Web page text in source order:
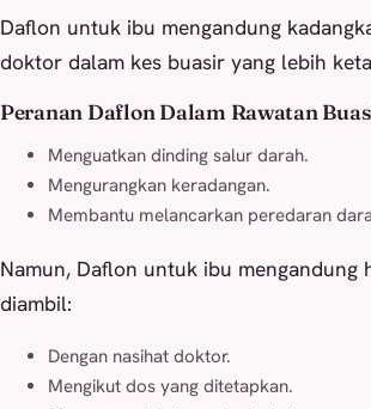
Daflon untuk ibu mengandung
doktor dalam kes buasir yang lebih
Peranan Daflon Dalam Rawatan
Menguatkan dinding salur darah.
Mengurangkan keradangan.
Membantu melancarkan peredaran
Namun, Daflon untuk ibu mengandung
diambil:
Dengan nasihat doktor.
Mengikut dos yang ditetapkan.